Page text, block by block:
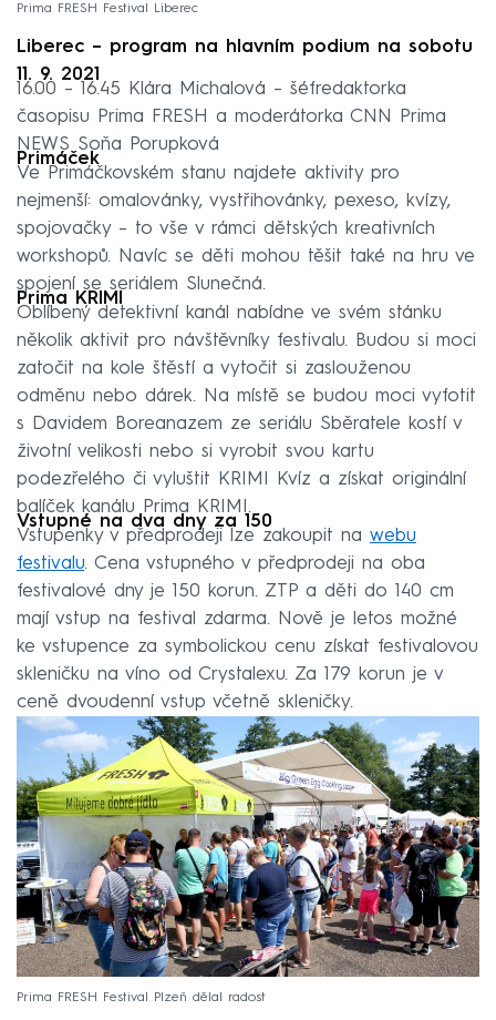
Prima FRESH Festival Liberec
Liberec – program na hlavním podium na sobotu
11. 9. 2021
16.00 – 16.45 Klára Michalová – šéfredaktorka
časopisu Prima FRESH a moderátorka CNN Prima
NEWS Soňa Porupková
Primáček
Ve Primáčkovském stanu najdete aktivity pro
nejmenší: omalovánky, vystřihovánky, pexeso, kvízy,
spojovačky – to vše v rámci dětských kreativních
workshopů. Navíc se děti mohou těšit také na hru ve
spojení se seriálem Slunečná.
Prima KRIMI
Oblíbený detektivní kanál nabídne ve svém stánku
několik aktivit pro návštěvníky festivalu. Budou si moci
zatočit na kole štěstí a vytočit si zaslouženou
odměnu nebo dárek. Na místě se budou moci vyfotit
s Davidem Boreanazem ze seriálu Sběratele kostí v
životní velikosti nebo si vyrobit svou kartu
podezřelého či vyluštit KRIMI Kvíz a získat originální
balíček kanálu Prima KRIMI.
Vstupné na dva dny za 150
Vstupenky v předprodeji lze zakoupit na webu
festivalu. Cena vstupného v předprodeji na oba
festivalové dny je 150 korun. ZTP a děti do 140 cm
mají vstup na festival zdarma. Nově je letos možné
ke vstupence za symbolickou cenu získat festivalovou
skleničku na víno od Crystalexu. Za 179 korun je v
ceně dvoudenní vstup včetně skleničky.
Prima FRESH Festival Plzeň dělal radost